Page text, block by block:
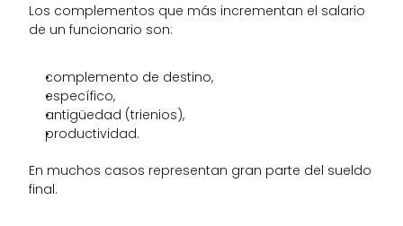
Los complementos que más incrementan el salario
de un funcionario son:
complemento de destino,
específico,
antigüedad (trienios),
productividad.
En muchos casos representan gran parte del sueldo
final.